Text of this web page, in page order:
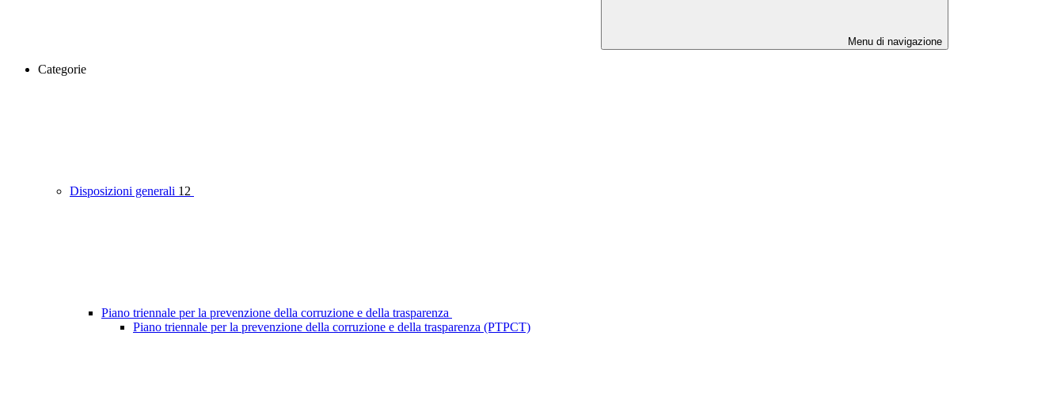
Menu di navigazione
Categorie
Disposizioni generali 12
Piano triennale per la prevenzione della corruzione e della trasparenza
Piano triennale per la prevenzione della corruzione e della trasparenza (PTPCT)